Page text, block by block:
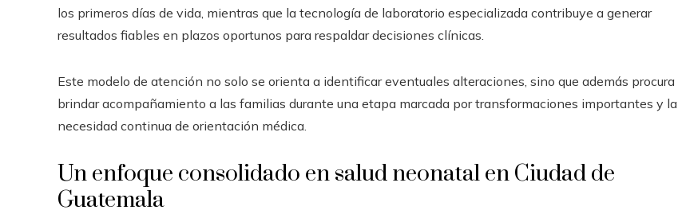
los primeros días de vida, mientras que la tecnología de laboratorio especializada contribuye a generar
resultados fiables en plazos oportunos para respaldar decisiones clínicas.
Este modelo de atención no solo se orienta a identificar eventuales alteraciones, sino que además procura
brindar acompañamiento a las familias durante una etapa marcada por transformaciones importantes y la
necesidad continua de orientación médica.
Un enfoque consolidado en salud neonatal en Ciudad de
Guatemala